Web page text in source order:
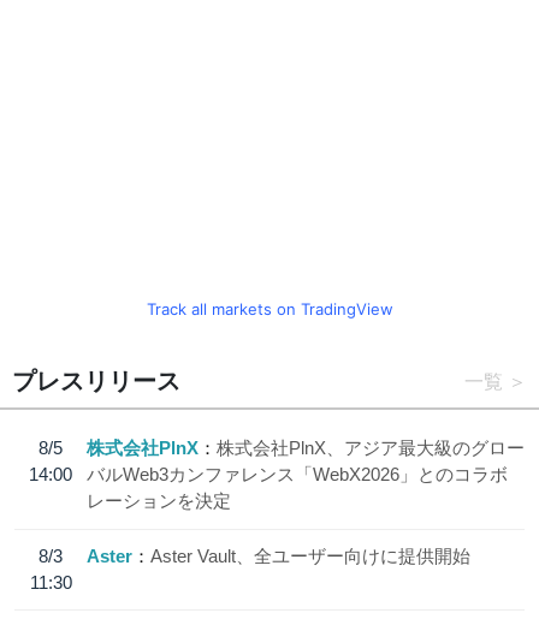
Track all markets on TradingView
プレスリリース 一覧
8/5
14:00
株式会社PlnX
株式会社PlnX、アジア最大級のグロー
バルWeb3カンファレンス「WebX2026」とのコラボ
レーションを決定
8/3
11:30
Aster Aster Vault、全ユーザー向けに提供開始